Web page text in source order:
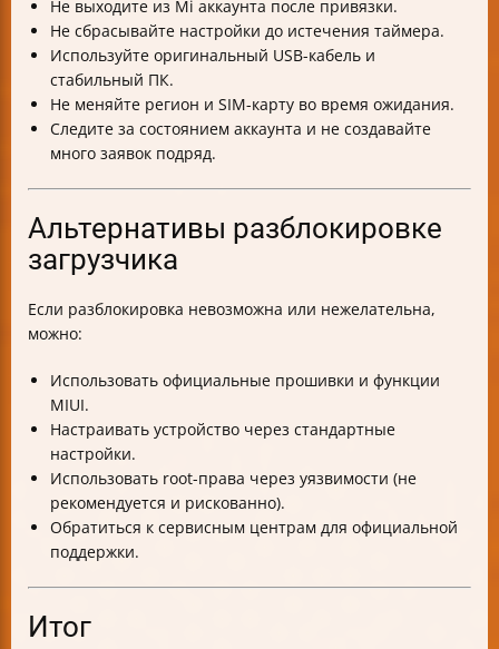
Не выходите из Mi аккаунта после привязки.
Не сбрасывайте настройки до истечения таймера.
Используйте оригинальный USB-кабель и
стабильный ПК.
Не меняйте регион и SIM-карту во время ожидания.
Следите за состоянием аккаунта и не создавайте
много заявок подряд.
Альтернативы разблокировке
загрузчика
Если разблокировка невозможна или нежелательна,
можно:
Использовать официальные прошивки и функции
MIUI.
Настраивать устройство через стандартные
настройки.
Использовать root-права через уязвимости (не
рекомендуется и рискованно).
Обратиться к сервисным центрам для официальной
поддержки.
Итог